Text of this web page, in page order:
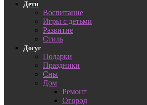
Дети
Воспитание
Игры с детьми
Развитие
Стиль
Досуг
Подарки
Праздники
Сны
Дом
Ремонт
Огород